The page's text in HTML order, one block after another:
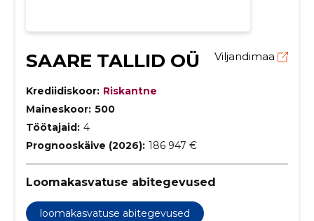
SAARE TALLID OÜ Viljandimaa
Krediidiskoor: Riskantne
Maineskoor: 500
Töötajaid: 4
Prognooskäive (2026): 186 947 €
Loomakasvatuse abitegevused
loomakasvatuse abitegevused